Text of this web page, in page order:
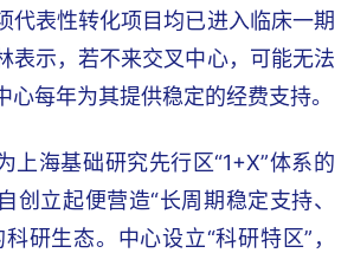
代表性转化项目均已进入临床一期
表示，若不来交叉中心，可能无法
心每年为其提供稳定的经费支持。
上海基础研究先行区“1+X”体系的
创立起便营造“长周期稳定支持、
研生态。中心设立“科研特区”，